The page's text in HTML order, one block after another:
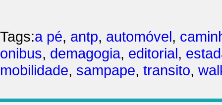
Tags:a pé, antp, automóvel,
onibus, demagogia, editorial,
mobilidade, sampape, transito,